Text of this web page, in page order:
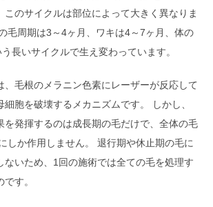
このサイクルは部位によって大きく異なりま
毛周期は3～4ヶ月、ワキは4～7ヶ月、体の
長いサイクルで生え変わっています。
、毛根のメラニン色素にレーザーが反応して
胞を破壊するメカニズムです。 しかし、
を発揮するのは成長期の毛だけで、全体の毛
しか作用しません。 退行期や休止期の毛に
ないため、1回の施術では全ての毛を処理す
す。